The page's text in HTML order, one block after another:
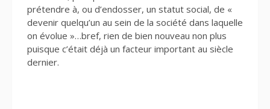
prétendre à, ou d’endosser, un statut social, de «
devenir quelqu’un au sein de la société dans laquelle
on évolue »…bref, rien de bien nouveau non plus
puisque c’était déjà un facteur important au siècle
dernier.